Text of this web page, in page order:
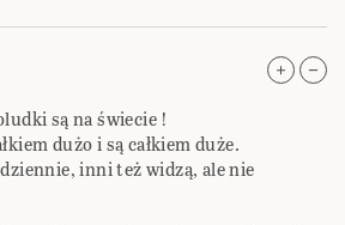
są na świecie !
dużo i są całkiem duże.
inni też widzą, ale nie